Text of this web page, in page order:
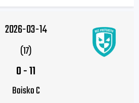
2026-03-14
(17)
0-11
Boisko C